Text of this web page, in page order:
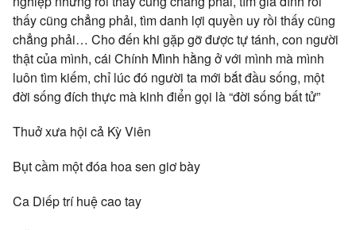
thấy cũng chẳng phải, tìm danh lợi quyền uy rồi thấy cũng
chẳng phải… Cho đến khi gặp gỡ được tự tánh, con người
thật của mình, cái Chính Mình hằng ở với mình mà mình
luôn tìm kiếm, chỉ lúc đó người ta mới bắt đầu sống, một
đời sống đích thực mà kinh điển gọi là “đời sống bất tử”
Thuở xưa hội cả Kỳ Viên
Bụt cầm một đóa hoa sen giơ bày
Ca Diếp trí huệ cao tay